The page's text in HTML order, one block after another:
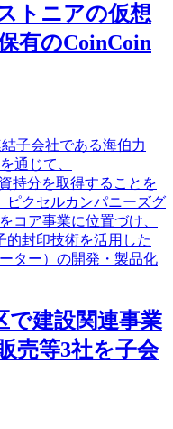
トニアの仮想
有のCoinCoin
子会社である海伯力
通じて、
持分を取得することを
ピクセルカンパニーズグ
コア事業に位置づけ、
的封印技術を活用した
ター）の開発・製品化
で建設関連事業
売等3社を子会